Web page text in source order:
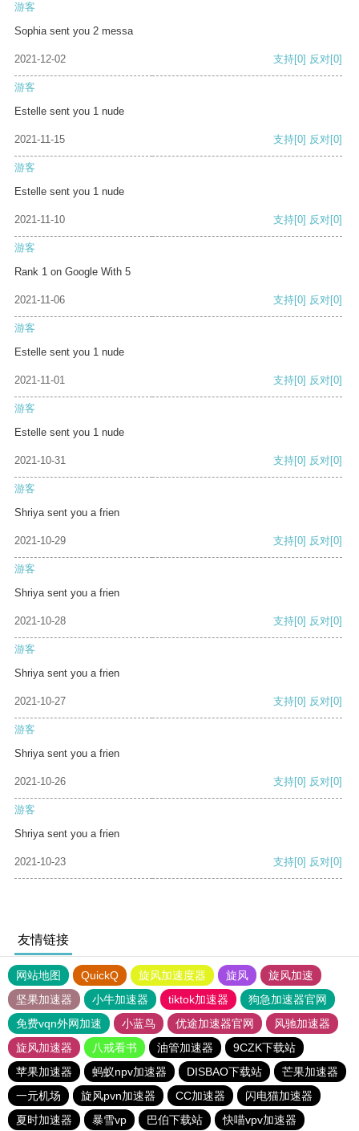
游客
Sophia sent you 2 messa
2021-12-02 支持[0] 反对[0]
游客
Estelle sent you 1 nude
2021-11-15 支持[0] 反对[0]
游客
Estelle sent you 1 nude
2021-11-10 支持[0] 反对[0]
游客
Rank 1 on Google With 5
2021-11-06 支持[0] 反对[0]
游客
Estelle sent you 1 nude
2021-11-01 支持[0] 反对[0]
游客
Estelle sent you 1 nude
2021-10-31 支持[0] 反对[0]
游客
Shriya sent you a frien
2021-10-29 支持[0] 反对[0]
游客
Shriya sent you a frien
2021-10-28 支持[0] 反对[0]
游客
Shriya sent you a frien
2021-10-27 支持[0] 反对[0]
游客
Shriya sent you a frien
2021-10-26 支持[0] 反对[0]
游客
Shriya sent you a frien
2021-10-23 支持[0] 反对[0]
友情链接
网站地图 QuickQ 旋风加速度器 旋风
旋风加速
坚果加速器
小牛加速器 tiktok加速器
狗急加速器官网
免费vqn外网加速
小蓝鸟 优途加速器官网
风驰加速器
旋风加速器
八戒看书 油管加速器
9CZK下载站
苹果加速器
蚂蚁npv加速器 DISBAO下载站
芒果加速器
一元机场
旋风pvn加速器 CC加速器
闪电猫加速器
夏时加速器
暴雪vp 巴伯下载站 快喵vpv加速器